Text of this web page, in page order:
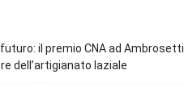
il premio CNA ad Ambrosetti
dell’artigianato laziale